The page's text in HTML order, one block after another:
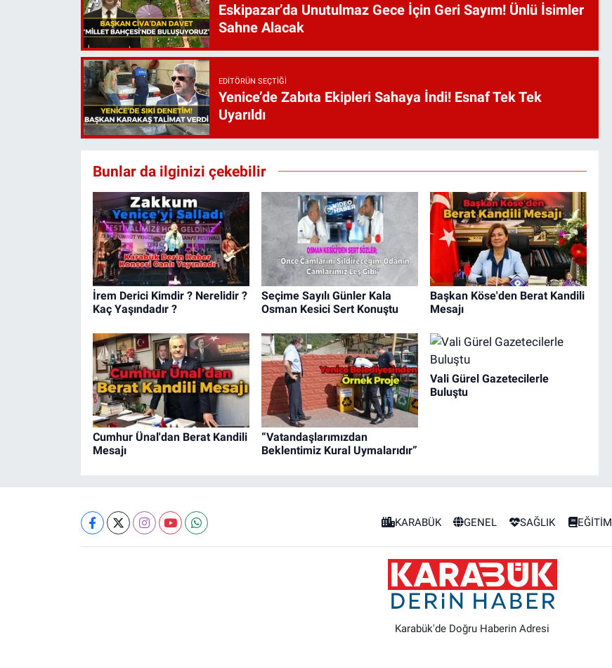
Eskipazar’da Unutulmaz Gece İçin Geri Sayım! Ünlü İsimler
Sahne Alacak
EDITÖRÜN SEÇTIĞI
Yenice’de Zabıta Ekipleri Sahaya İndi! Esnaf Tek Tek
Uyarıldı
Bunlar da ilginizi çekebilir
İrem Derici Kimdir ? Nerelidir ?
Kaç Yaşındadır ?
Seçime Sayılı Günler Kala
Osman Kesici Sert Konuştu
Başkan Köse'den Berat Kandili
Mesajı
Cumhur Ünal'dan Berat Kandili
Mesajı
“Vatandaşlarımızdan
Beklentimiz Kural Uymalarıdır”
Vali Gürel Gazetecilerle
Buluştu
KARABÜK GENEL SAĞLIK EĞİTİM
Karabük'de Doğru Haberin Adresi